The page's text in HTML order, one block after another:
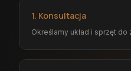
1. Konsultacja
Określamy układ i sprzęt do